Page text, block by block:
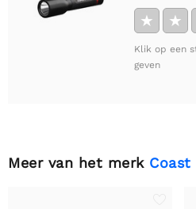
★ ★
Klik op een
geven
Meer van het merk Coast